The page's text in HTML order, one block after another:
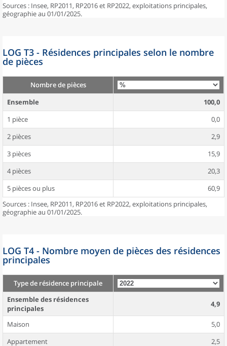
Sources : Insee, RP2011, RP2016 et RP2022, exploitations principales,
géographie au 01/01/2025.
LOG T3 - Résidences principales selon le nombre
de pièces
Nombre de pièces
Ensemble
100,0
1 pièce
0,0
2 pièces
2,9
3 pièces
15,9
4 pièces
20,3
5 pièces ou plus
60,9
Sources : Insee, RP2011, RP2016 et RP2022, exploitations principales,
géographie au 01/01/2025.
LOG T4 - Nombre moyen de pièces des résidences
principales
Type de résidence principale
Ensemble des résidences
principales
4,9
Maison
5,0
Appartement
2,5